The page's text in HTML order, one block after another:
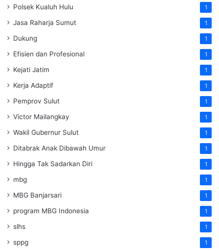
Polsek Kualuh Hulu 1
Jasa Raharja Sumut 1
Dukung 1
Efisien dan Profesional 1
Kejati Jatim 1
Kerja Adaptif 1
Pemprov Sulut 1
Victor Mailangkay 1
Wakil Gubernur Sulut 1
Ditabrak Anak Dibawah Umur 1
Hingga Tak Sadarkan Diri 1
mbg 1
MBG Banjarsari 1
program MBG Indonesia 1
slhs 1
sppg 1